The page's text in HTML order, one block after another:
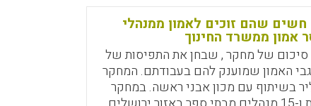
שהם זוכים לאמון ממנהלי
אמון ממשרד החינוך
סיכום של מחקר , שבחן את התפיסות של
האמון שמוענק להם בעבודתם. המחקר
ליר בשיתוף עם מכון אבני ראשה. במחקר